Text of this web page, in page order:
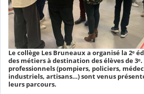
Le collège Les Bruneaux a organisé la 2ᵉ
des métiers à destination des élèves de
professionnels (pompiers, policiers,
industriels, artisans…) sont venus
leurs parcours.